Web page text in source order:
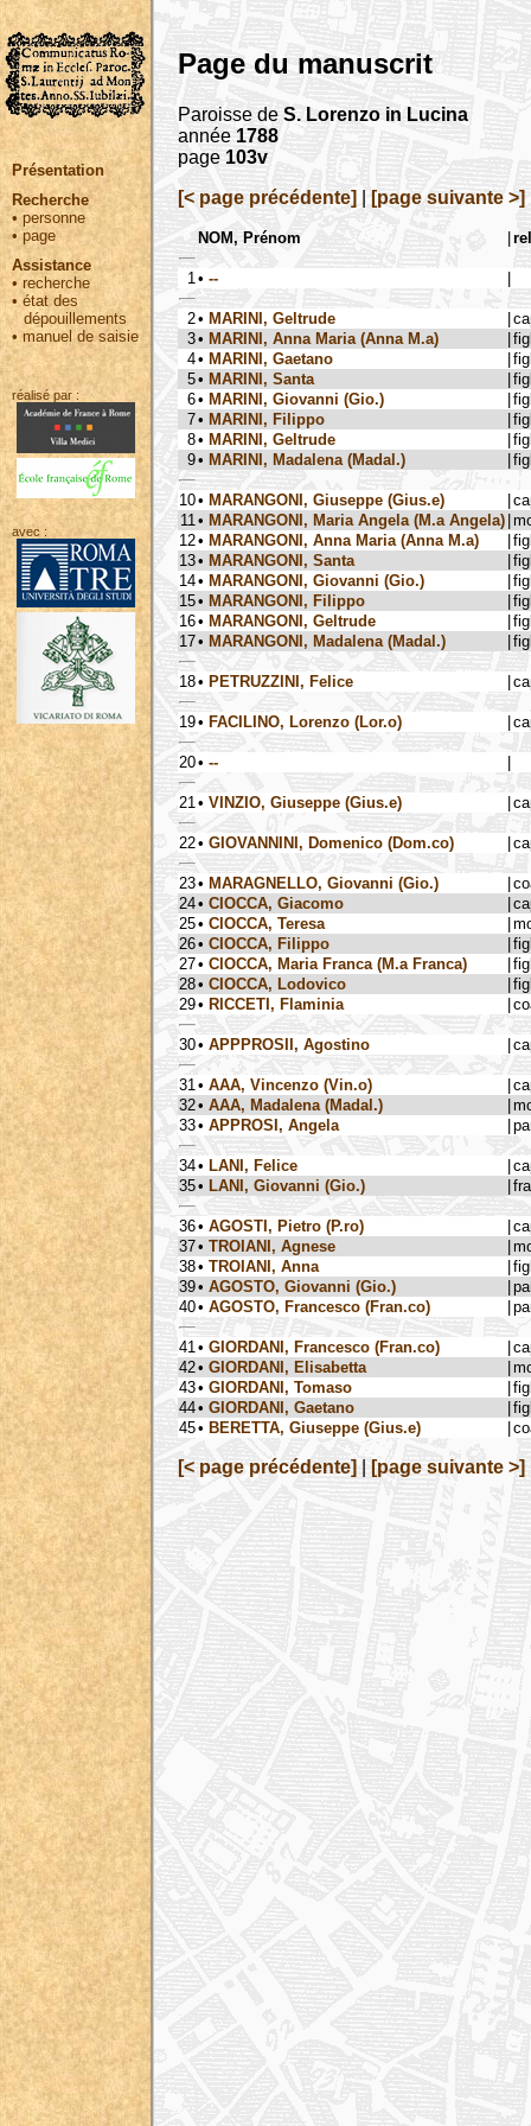
Présentation
Recherche
• personne
•page
Assistance
• recherche
•état des
dépouillements
•manuel de saisie
réalisé par :
avec :
Page du manuscrit
Paroisse de S. Lorenzo in Lucina
année 1788
page 103v
[< page précédente]
[page suivante >]
NOM, Prénom
1 • --
2• MARINI, Geltrude
3• MARINI, Anna Maria (Anna M.a)
4• MARINI, Gaetano
5• MARINI, Santa
6• MARINI, Giovanni (Gio.)
7• MARINI, Filippo
8• MARINI, Geltrude
9• MARINI, Madalena (Madal.)
10• MARANGONI, Giuseppe (Gius.e)
11 • MARANGONI, Maria Angela (M.a Angela)
12• MARANGONI, Anna Maria (Anna M.a)
13• MARANGONI, Santa
14• MARANGONI, Giovanni (Gio.)
15• MARANGONI, Filippo
16• MARANGONI, Geltrude
17• MARANGONI, Madalena (Madal.)
18• PETRUZZINI, Felice
19• FACILINO, Lorenzo (Lor.o)
20• --
21 • VINZIO, Giuseppe (Gius.e)
22• GIOVANNINI, Domenico (Dom.co)
23• MARAGNELLO, Giovanni (Gio.)
24• CIOCCA, Giacomo
25• CIOCCA, Teresa
26• CIOCCA, Filippo
27• CIOCCA, Maria Franca (M.a Franca)
28• CIOCCA, Lodovico
29• RICCETI, Flaminia
30• APPPROSII, Agostino
31 • AAA, Vincenzo (Vin.o)
32• AAA, Madalena (Madal.)
33• APPROSI, Angela
34• LANI, Felice
35• LANI, Giovanni (Gio.)
36• AGOSTI, Pietro (P.ro)
37• TROIANI, Agnese
38• TROIANI, Anna
39• AGOSTO, Giovanni (Gio.)
40• AGOSTO, Francesco (Fran.co)
41 • GIORDANI, Francesco (Fran.co)
42• GIORDANI, Elisabetta
43• GIORDANI, Tomaso
44• GIORDANI, Gaetano
45• BERETTA, Giuseppe (Gius.e)
[< page précédente] [page suivante >]